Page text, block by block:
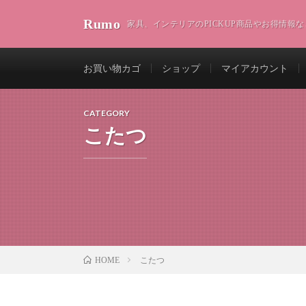
Rumo 家具、インテリアのPICKUP商品やお得情報な
お買い物カゴ ショップ マイアカウント
CATEGORY
こたつ
HOME こたつ